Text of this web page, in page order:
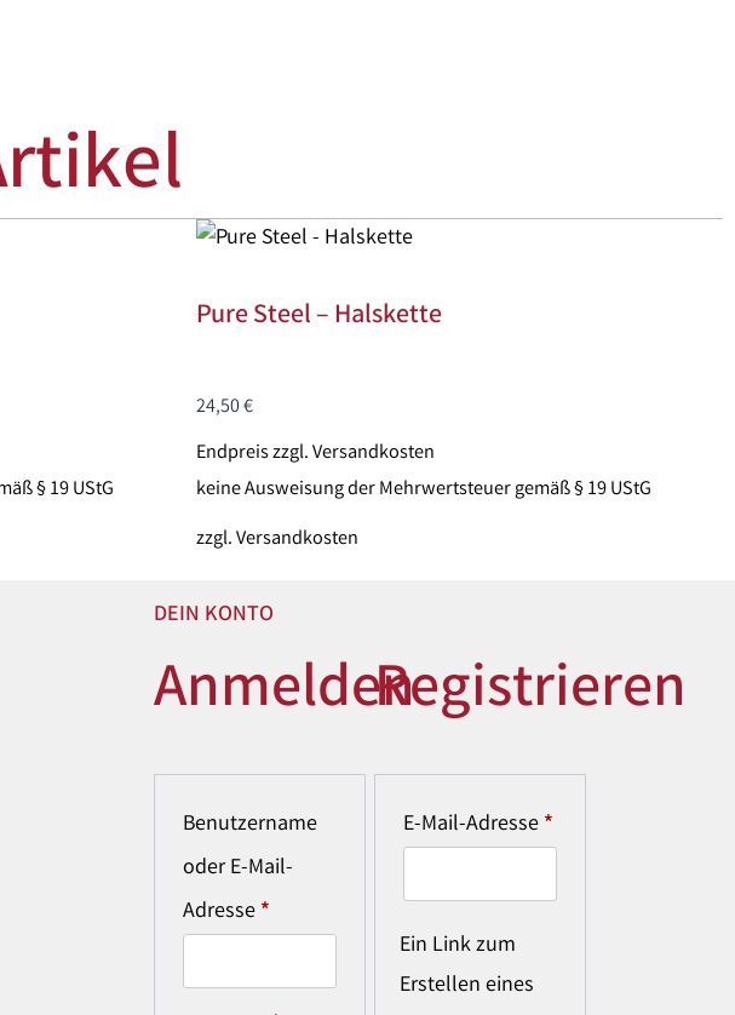
§ 19 UStG
Pure Steel – Halskette
24,50€
Endpreis zzgl. Versandkosten
keine Ausweisung der Mehrwertsteuer gemäß § 19 UStG
zzgl.Versandkosten
DEIN KONTO
Anmelden
Benutzername
oder E-Mail-
Adresse*
Registrieren
E-Mail-Adresse*
Ein Link zum
Erstellen eines